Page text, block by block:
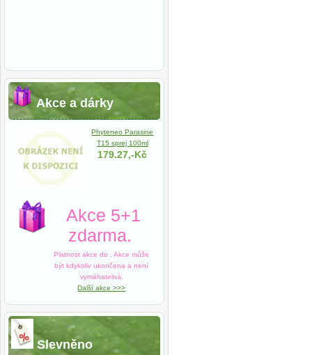
Akce a dárky
Phyteneo Parasine
T15 sprej 100ml
179.27,-Kč
Akce 5+1
zdarma.
Platnost akce do
. Akce může
být kdykoliv ukončena a není
vymáhatelná.
Další akce >>>
Slevněno